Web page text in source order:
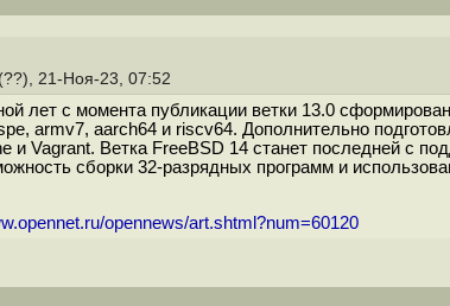
(??), 21-Ноя-23, 07:52
лет с момента публикации ветки 13.0
armv7, aarch64 и riscv64. Дополнительно
и Vagrant. Ветка FreeBSD 14 станет последней с
сборки 32-разрядных программ и
opennews/art.shtml?num=60120